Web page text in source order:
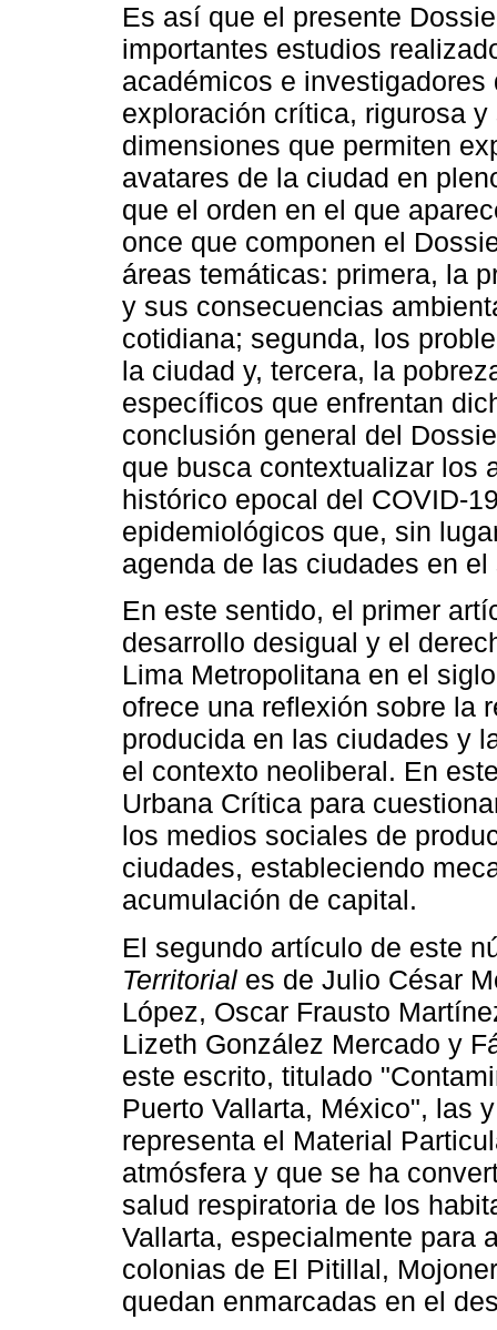
Es así que el presente
importantes estudios
académicos e
exploración crítica, rigurosa
dimensiones que permiten
avatares de la ciudad en
que el orden en el que
once que componen el
áreas temáticas: primera, la
y sus consecuencias
cotidiana; segunda, los
la ciudad y, tercera, la
específicos que enfrentan
conclusión general del
que busca contextualizar los
histórico epocal del COVID-
epidemiológicos que, sin
agenda de las ciudades en
En este sentido, el primer
desarrollo desigual y el
Lima Metropolitana en el
ofrece una reflexión sobre la
producida en las ciudades y
el contexto neoliberal. En
Urbana Crítica para
los medios sociales de
ciudades, estableciendo
acumulación de capital.
El segundo artículo de este
Territorial es de Julio César
López, Oscar Frausto
Lizeth González Mercado y
este escrito, titulado
Puerto Vallarta, México", las
representa el Material
atmósfera y que se ha
salud respiratoria de los
Vallarta, especialmente para
colonias de El Pitillal,
quedan enmarcadas en el